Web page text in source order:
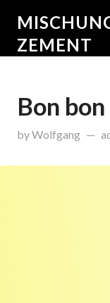
ZEMENT
Bon
byWolfgang